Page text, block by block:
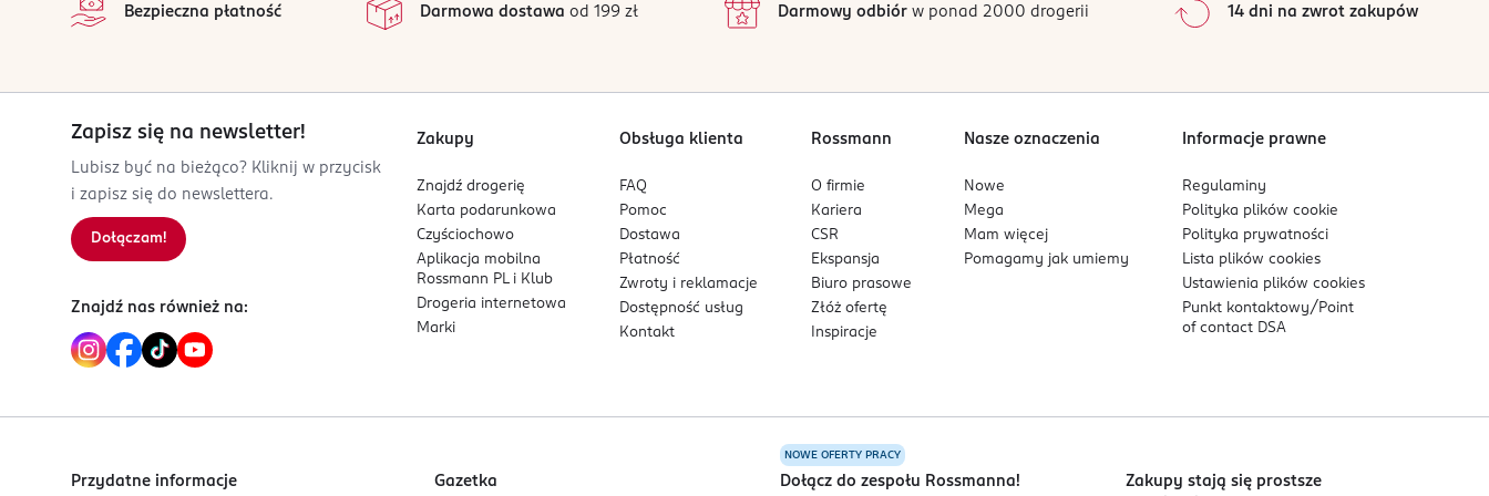
02-672 Warszawa
1
0%
Sortowanie wgdata: od najnowszej
Bezpieczna płatność Darmowa dostawa od 199 zł Darmowy odbiórw ponad 2000 drogerii 14 dni na zwrot zakupów
Zapisz się na newsletter!
Lubisz być na bieżąco? Kliknij w przycisk
i zapisz się do newslettera.
Dołączam!
Znajdź nas również na:
Zakupy
Znajdź drogerię
Karta podarunkowa
Czyściochowo
Aplikacja mobilna
Rossmann PL i Klub
Drogeria internetowa
Marki
Obsługa klienta
FAQ
Pomoc
Dostawa
Płatność
Zwroty i reklamacje
Dostępność usług
Kontakt
Rossmann
O firmie
Kariera
CSR
Ekspansja
Biuro prasowe
Złóż ofertę
Inspiracje
Nasze oznaczenia
Nowe
Mega
Mam więcej
Pomagamy jak umiemy
Informacje prawne
Regulaminy
Polityka plikówcookie
Polityka prywatności
Lista plikówcookies
Ustawienia plikówcookies
Punkt kontaktowy/ Point
of contact DSA
Przydatne informacje Gazetka
NOWE OFERTY PRACY
Dołącz do zespołu Rossmanna! Zakupy stają się prostsze